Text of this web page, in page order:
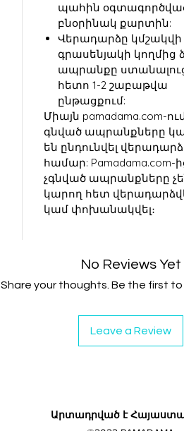
պահին
բնօրինակ քարտին:
Վերադարձը կմշակվի
գրասենյակի կողմից
ապրանքը
հետո 1-2 շաբաթվա
ընթացքում:
Միայն pamadama.com-
գնված ապրանքները
են ընդունվել
համար: Pamadama.com-
չգնված ապրանքները
կարող հետ
կամ փոխանակվել։
No Reviews Yet
Share your thoughts. Be the first to
Leave a Review
Արտադրված է